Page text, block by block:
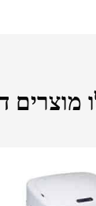
מוצרים